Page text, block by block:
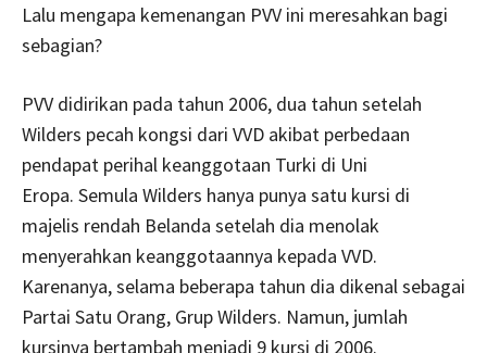
Lalu mengapa kemenangan PVV ini meresahkan bagi
sebagian?
PVV didirikan pada tahun 2006, dua tahun setelah
Wilders pecah kongsi dari VVD​ akibat perbedaan​
pendapat perihal keanggotaan Turki di Uni
Eropa. Semula Wilders hanya punya satu kursi di
majelis rendah Belanda setelah dia menolak
menyerahkan keanggotaannya kepada VVD.
Karenanya, selama beberapa tahun dia dikenal sebagai
Partai Satu Orang, Grup Wilders. Namun, jumlah
kursinya bertambah menjadi 9 kursi di 2006.